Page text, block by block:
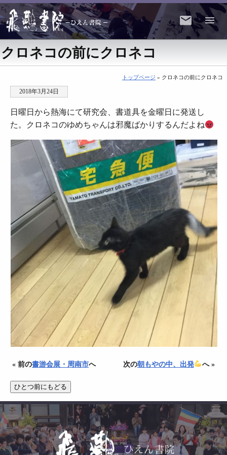
クロネコの前にクロネコ
トップページ » クロネコの前にクロネコ
2018年3月24日
日曜日から熱海にて研究会、書道具を金曜日に発送し
た。クロネコのゆめちゃんは邪魔ばかりするんだよね
« 前の書游会展・周南市へ 次の朝もやの中、出発 へ »